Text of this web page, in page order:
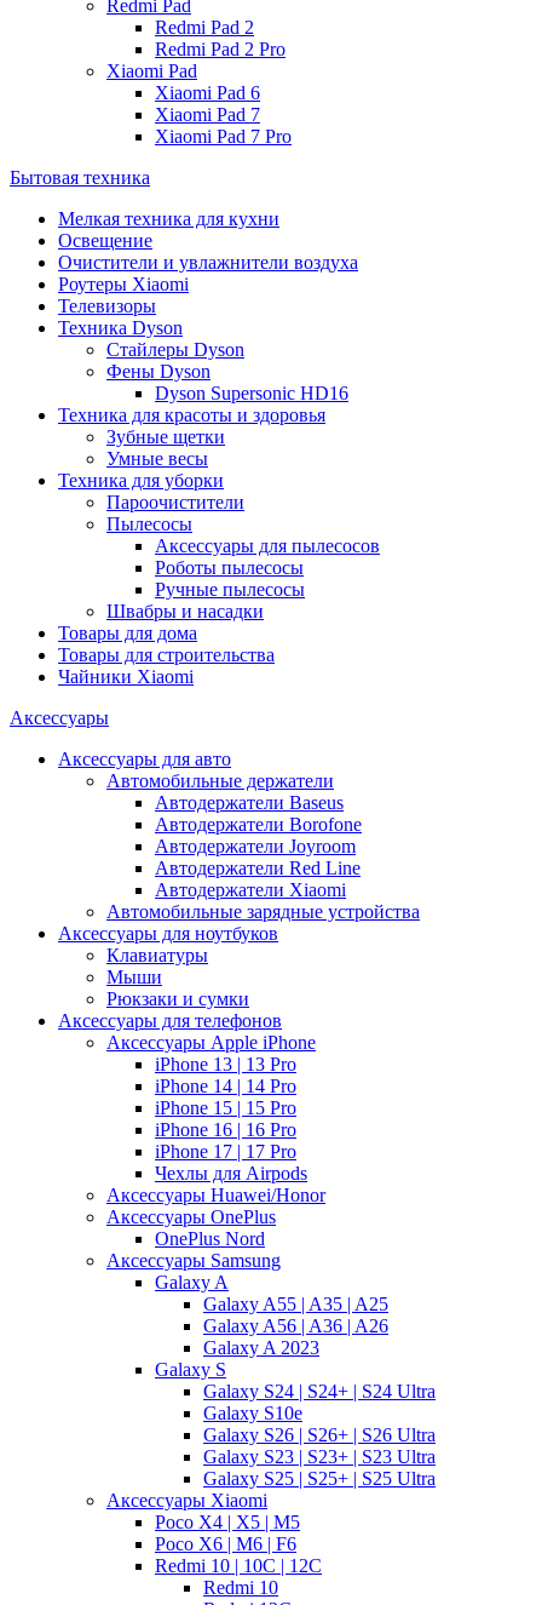
Redmi Pad
Redmi Pad 2
Redmi Pad 2 Pro
Xiaomi Pad
Xiaomi Pad 6
Xiaomi Pad 7
Xiaomi Pad 7 Pro
Бытовая техника
Мелкая техника для кухни
Освещение
Очистители и увлажнители воздуха
Роутеры Xiaomi
Телевизоры
Техника Dyson
Стайлеры Dyson
Фены Dyson
Dyson Supersonic HD16
Техника для красоты и здоровья
Зубные щетки
Умные весы
Техника для уборки
Пароочистители
Пылесосы
Аксессуары для пылесосов
Роботы пылесосы
Ручные пылесосы
Швабры и насадки
Товары для дома
Товары для строительства
Чайники Xiaomi
Аксессуары
Аксессуары для авто
Автомобильные держатели
Автодержатели Baseus
Автодержатели Borofone
Автодержатели Joyroom
Автодержатели Red Line
Автодержатели Xiaomi
Автомобильные зарядные устройства
Аксессуары для ноутбуков
Клавиатуры
Мыши
Рюкзаки и сумки
Аксессуары для телефонов
Аксессуары Apple iPhone
iPhone 13 | 13 Pro
iPhone 14 | 14 Pro
iPhone 15 | 15 Pro
iPhone 16 | 16 Pro
iPhone 17 | 17 Pro
Чехлы для Airpods
Аксессуары Huawei/Honor
Аксессуары OnePlus
OnePlus Nord
Аксессуары Samsung
Galaxy A
Galaxy A55 | A35 | A25
Galaxy A56 | A36 | A26
Galaxy A 2023
Galaxy S
Galaxy S24 | S24+ | S24 Ultra
Galaxy S10e
Galaxy S26 | S26+ | S26 Ultra
Galaxy S23 | S23+ | S23 Ultra
Galaxy S25 | S25+ | S25 Ultra
Аксессуары Xiaomi
Poco X4 | X5 | M5
Poco X6 | M6 | F6
Redmi 10 | 10C | 12C
Redmi 10